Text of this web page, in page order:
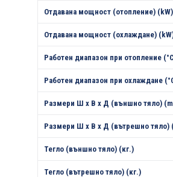
Отдавана мощност (отопление) (kW)
Отдавана мощност (охлаждане)
Работен диапазон при отопление
Работен диапазон при охлаждане
Размери Ш х В х Д (външно тяло)
Размери Ш х В х Д (вътрешно тяло)
Тегло (външно тяло) (кг.)
Тегло (вътрешно тяло) (кг.)